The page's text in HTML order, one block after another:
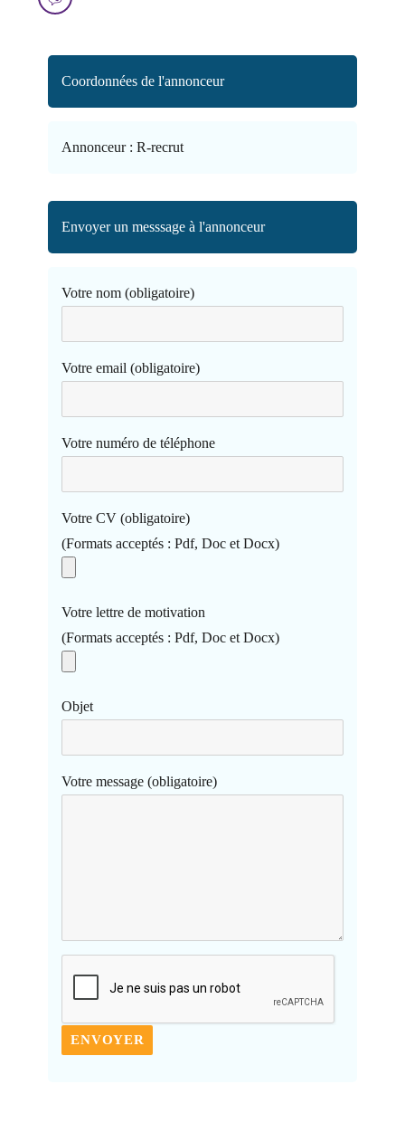
Coordonnées de l'annonceur
Annonceur : R-recrut
Envoyer un messsage à l'annonceur
Votre nom (obligatoire)
Votre email (obligatoire)
Votre numéro de téléphone
Votre CV (obligatoire)
(Formats acceptés : Pdf, Doc et Docx)
Votre lettre de motivation
(Formats acceptés : Pdf, Doc et Docx)
Objet
Votre message (obligatoire)